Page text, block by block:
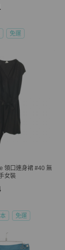
免運
領口連身裙 #40 無
女裝
免運